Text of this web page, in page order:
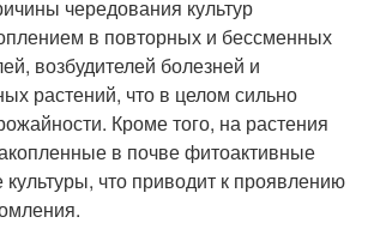
чередования культур
в повторных и бессменных
возбудителей болезней и
растений, что в целом сильно
Кроме того, на растения
в почве фитоактивные
что приводит к проявлению